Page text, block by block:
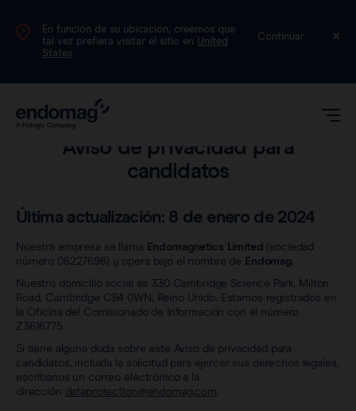
En función de su ubicación, creemos que
tal vez prefiera visitar el sitio en United
States.
Continuar
ES
Magseed®
Magtrace®
Sentimag® Gen 2
Ver todos los productos
Datos clínicos
Preguntas frecuentes
Acerca de nosotros
Aviso de privacidad para
candidatos
Última actualización: 8 de enero de 2024
Nuestra empresa se llama Endomagnetics Limited
(sociedad
número 06227698) y opera bajo el nombre de Endomag.
Nuestro domicilio social es 330 Cambridge Science Park, Milton
Road, Cambridge CB4 0WN, Reino Unido. Estamos registrados en
la Oficina del Comisionado de Información con el número
Z3616775
Si tiene alguna duda sobre este Aviso de privacidad para
candidatos, incluida la solicitud para ejercer sus derechos legales,
escríbanos un correo electrónico a la
dirección dataprotection@endomag.com.